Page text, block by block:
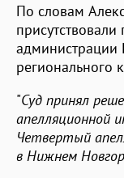
По словам
администрации
регионального
"Суд принял
апелляционной
Четвертый
в Нижнем